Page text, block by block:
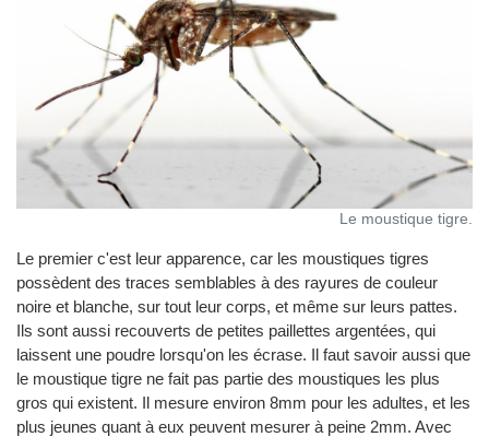
Le moustique tigre.
Le premier c'est leur apparence, car les moustiques tigres
possèdent des traces semblables à des rayures de couleur
noire et blanche, sur tout leur corps, et même sur leurs pattes.
Ils sont aussi recouverts de petites paillettes argentées, qui
laissent une poudre lorsqu'on les écrase. Il faut savoir aussi que
le moustique tigre ne fait pas partie des moustiques les plus
gros qui existent. Il mesure environ 8mm pour les adultes, et les
plus jeunes quant à eux peuvent mesurer à peine 2mm. Avec